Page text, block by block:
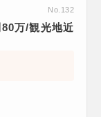
No.132
万/観光地近